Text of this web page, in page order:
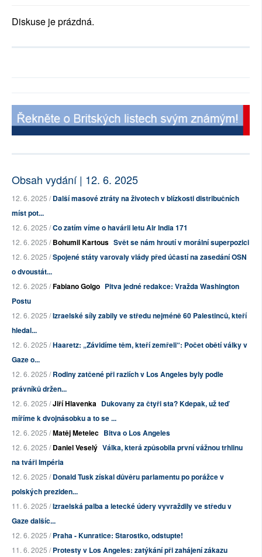
Diskuse je prázdná.
Obsah vydání | 12. 6. 2025
12. 6. 2025 /Další masové ztráty na životech v blízkosti distribučních
míst pot...
12. 6. 2025 /Co zatím víme o havárii letu Air India 171
12. 6. 2025 /Bohumil Kartous Svět se nám hroutí v morální superpozici
12. 6. 2025 /Spojené státy varovaly vlády před účastí na zasedání OSN
o dvoustát...
12. 6. 2025 /Fabiano Golgo Pitva jedné redakce: Vražda Washington
Postu
12. 6. 2025 /Izraelské síly zabily ve středu nejméně 60 Palestinců, kteří
hledal...
12. 6. 2025 /Haaretz: „Závidíme těm, kteří zemřeli“: Počet obětí války v
Gaze o...
12. 6. 2025 /Rodiny zatčené při raziích v Los Angeles byly podle
právníků držen...
12. 6. 2025 /Jiří Hlavenka Dukovany za čtyři sta? Kdepak, už teď
míříme k dvojnásobku a to se ...
12. 6. 2025 /Matěj Metelec Bitva o Los Angeles
12. 6. 2025 /Daniel Veselý Válka, která způsobila první vážnou trhlinu
na tváři Impéria
12. 6. 2025 /Donald Tusk získal důvěru parlamentu po porážce v
polských preziden...
11. 6. 2025 /Izraelská palba a letecké údery vyvraždily ve středu v
Gaze dalšíc...
12. 6. 2025 /Praha - Kunratice: Starostko, odstupte!
11. 6. 2025 /Protesty v Los Angeles: zatýkání při zahájení zákazu